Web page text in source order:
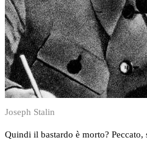
Joseph Stalin
Quindi il bastardo è morto?